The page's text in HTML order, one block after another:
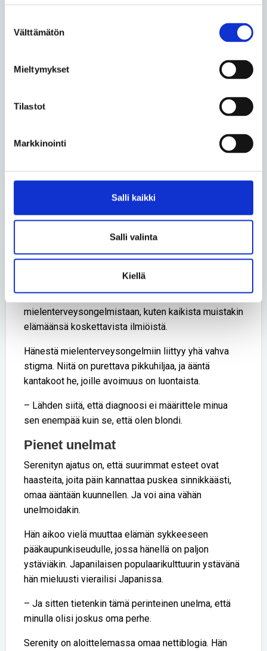
valinta
Välttämätön
Mieltymykset
Tilastot
Markkinointi
Salli kaikki
Salli valinta
Kiellä
Paitsi että Rauha luo lempeää ilmapiiriä ympärilleen,
se tukee myös aktiivisesti emäntäänsä vaikeissa
Serenityllä on todettu paniikkihäiriö, jonka oireita hän
tulee tökkäämään minua kuonollaan ja antaa merkin
”lopeta”. Jos hyperventiloin, hän tulee syvälle syliini
lääkityksen ja käyttää lääkettä vain kohtausten
sattuessa.
– Toivon, että joskus Rauha vielä oppii tunnistamaan
kohtaukseni etukäteen. Sen pitäisi olla mahdollista,
sillä koirat ovat niin fiksuja.
Serenity puhuu avoimesti
mielenterveysongelmistaan, kuten kaikista muistakin
elämäänsä koskettavista ilmiöistä.
Hänestä mielenterveysongelmiin liittyy yhä vahva
stigma. Niitä on purettava pikkuhiljaa, ja ääntä
kantakoot he, joille avoimuus on luontaista.
– Lähden siitä, että diagnoosi ei määrittele minua
sen enempää kuin se, että olen blondi.
Pienet unelmat
Serenityn ajatus on, että suurimmat esteet ovat
haasteita, joita päin kannattaa puskea sinnikkäästi,
omaa ääntään kuunnellen. Ja voi aina vähän
unelmoidakin.
Hän aikoo vielä muuttaa elämän sykkeeseen
pääkaupunkiseudulle, jossa hänellä on paljon
ystäviäkin. Japanilaisen populaarikulttuurin ystävänä
hän mieluusti vierailisi Japanissa.
– Ja sitten tietenkin tämä perinteinen unelma, että
minulla olisi joskus oma perhe.
Serenity on aloittelemassa omaa nettiblogia. Hän